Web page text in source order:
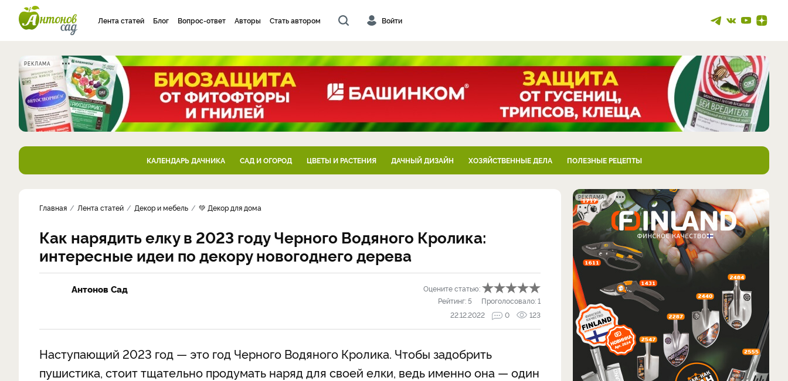
Лента статей Блог Вопрос-ответ Авторы Стать автором Войти
РЕКЛАМА
КАЛЕНДАРЬ ДАЧНИКА САД И ОГОРОД ЦВЕТЫ И РАСТЕНИЯ ДАЧНЫЙ ДИЗАЙН ХОЗЯЙСТВЕННЫЕ ДЕЛА ПОЛЕЗНЫЕ РЕЦЕПТЫ
Главная Лента статей Декор и мебель 💚 Декор для дома
Как нарядить елку в 2023 году Черного Водяного Кролика:
интересные идеи по декору новогоднего дерева
Антонов Сад
Оцените статью:
Рейтинг:5 Проголосовало:1
22.12.2022
0 123
Наступающий 2023 год — это год Черного Водяного Кролика. Чтобы задобрить
пушистика, стоит тщательно продумать наряд для своей елки, ведь именно она — один
РЕКЛАМА